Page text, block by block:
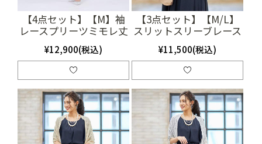
【4点セット】【M】袖
レースプリーツミモレ丈
ドレス（ネイビー）
SET3364
¥12,900(税込)
【3点セット】【M/L】
スリットスリーブレース
付きロングドレス
（SET2038）
¥11,500(税込)